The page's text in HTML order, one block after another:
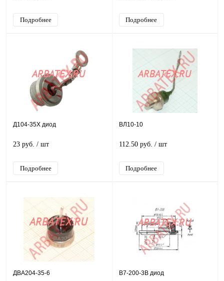
Подробнее Подробнее
Д104-35Х диод
23 руб. / шт
Подробнее
ВЛ10-10
112.50 руб. / шт
Подробнее
ДВА204-35-6 В7-200-3В диод